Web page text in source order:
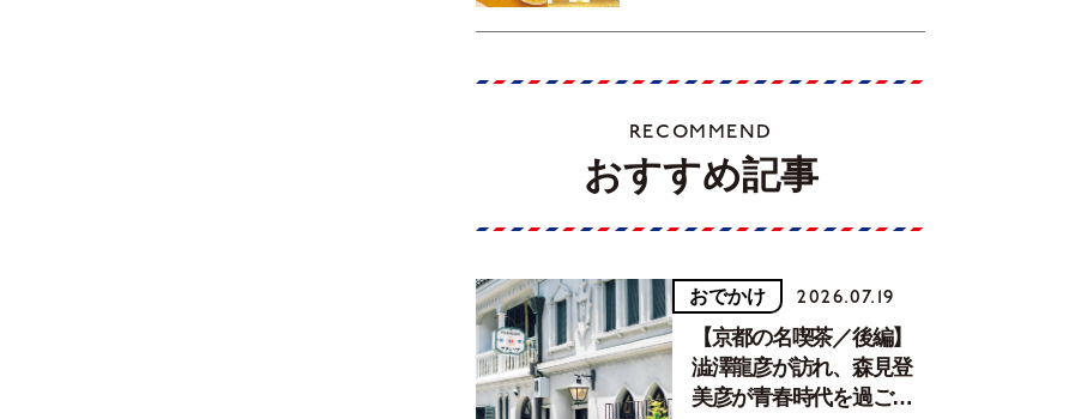
RECOMMEND
おすすめ記事
おでかけ 2026.07.19
【京都の名喫茶／後編】
澁澤龍彦が訪れ、森見登
美彦が青春時代を過ごし